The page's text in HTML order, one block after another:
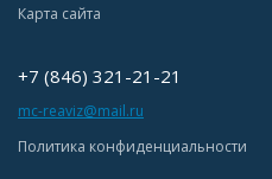
Карта сайта
+7 (846) 321-21-21
mc-reaviz@mail.ru
Политика конфиденциальности